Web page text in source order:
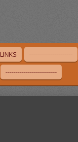
LINKS ----------------------
--------------------------